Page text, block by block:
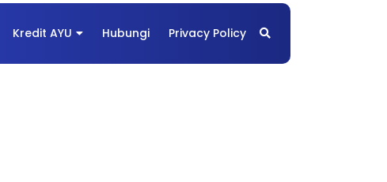
Kredit AYU Hubungi Privacy Policy